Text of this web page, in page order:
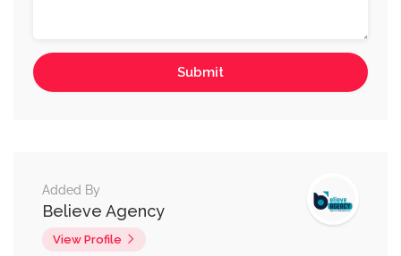
Added By
Believe Agency
View Profile